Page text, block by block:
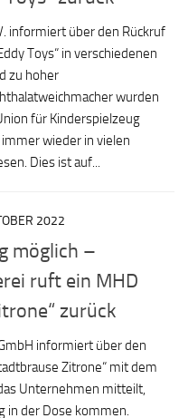
informiert über den Rückruf
Toys“ in verschiedenen
zu hoher
wurden
für Kinderspielzeug
wieder in vielen
Dies ist auf...
2022
möglich –
ruft ein MHD
zurück
informiert über den
Zitrone“ mit dem
Unternehmen mitteilt,
in der Dose kommen.